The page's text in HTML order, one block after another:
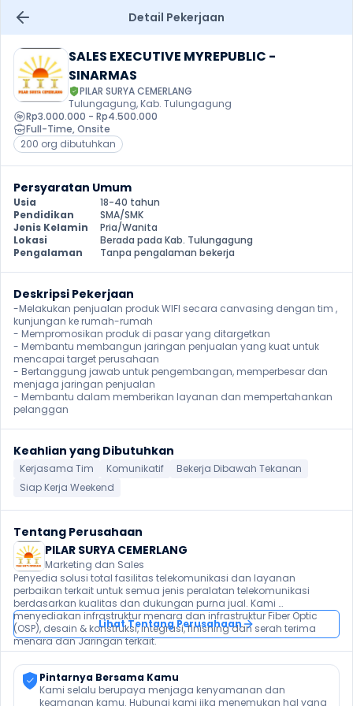
Detail Pekerjaan
SALES EXECUTIVE MYREPUBLIC -
SINARMAS
PILAR SURYA CEMERLANG
Tulungagung, Kab. Tulungagung
Rp3.000.000 - Rp4.500.000
Full-Time, Onsite
200 org dibutuhkan
Persyaratan Umum
Usia
18-40 tahun
Pendidikan
SMA/SMK
Jenis Kelamin
Pria/Wanita
Lokasi
Berada pada Kab. Tulungagung
Pengalaman
Tanpa pengalaman bekerja
Deskripsi Pekerjaan
-Melakukan penjualan produk WIFI secara canvasing dengan tim ,
kunjungan ke rumah-rumah
- Mempromosikan produk di pasar yang ditargetkan
- Membantu membangun jaringan penjualan yang kuat untuk
mencapai target perusahaan
- Bertanggung jawab untuk pengembangan, memperbesar dan
menjaga jaringan penjualan
- Membantu dalam memberikan layanan dan mempertahankan
pelanggan
Keahlian yang Dibutuhkan
Kerjasama Tim Komunikatif
Bekerja Dibawah Tekanan
Siap Kerja Weekend
Tentang Perusahaan
PILAR SURYA CEMERLANG
Marketing dan Sales
Penyedia solusi total fasilitas telekomunikasi dan layanan
perbaikan terkait untuk semua jenis peralatan telekomunikasi
berdasarkan kualitas dan dukungan purna jual. Kami
menyediakan infrastruktur menara dan infrastruktur Fiber Optic
(OSP), desain & konstruksi, integrasi, finishing dan serah terima
menara dan Jaringan terkait.
Lihat Tentang Perusahaan
Pintarnya Bersama Kamu
Kami selalu berupaya menjaga kenyamanan dan
keamanan kamu. Hubungi kami jika menemukan hal yang